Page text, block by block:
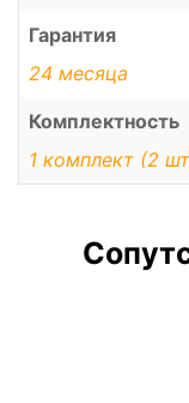
Гарантия
24 месяца
Комплектность
1 комплект (2